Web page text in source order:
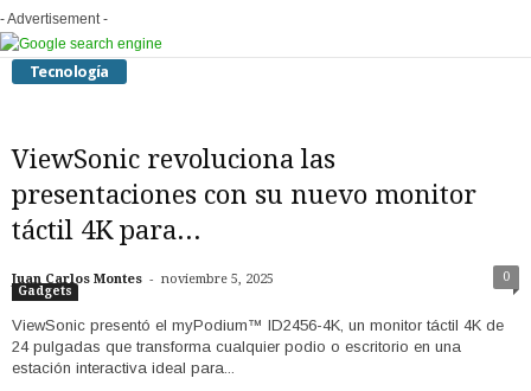
- Advertisement -
Tecnología
ViewSonic revoluciona las
presentaciones con su nuevo monitor
táctil 4K para...
Juan Carlos Montes - noviembre 5, 2025 0
Gadgets
ViewSonic presentó el myPodium™ ID2456-4K, un monitor táctil 4K de
24 pulgadas que transforma cualquier podio o escritorio en una
estación interactiva ideal para...